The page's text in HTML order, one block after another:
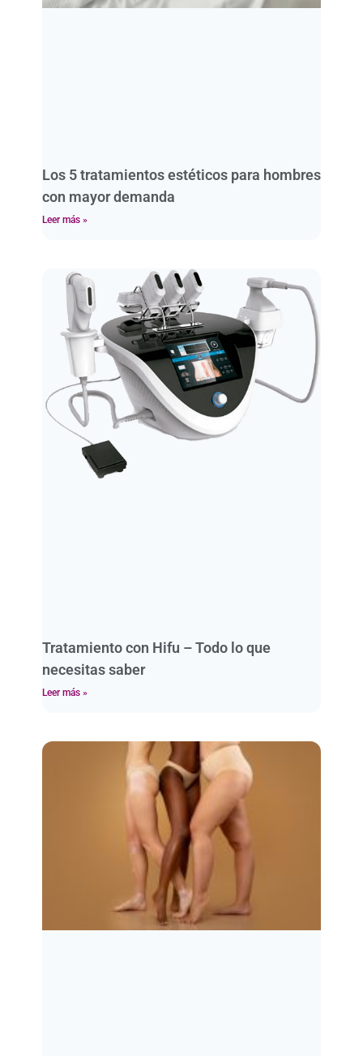
Los 5 tratamientos estéticos para hombres
con mayor demanda
Leer más »
Tratamiento con Hifu – Todo lo que
necesitas saber
Leer más »